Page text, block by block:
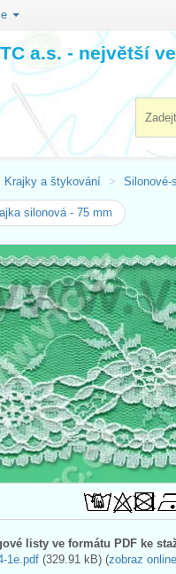
a.s. - největší
Krajky a štykování Silonové-
silonová - 75 mm
listy ve formátu PDF ke
1e.pdf (329.91 kB) (zobraz